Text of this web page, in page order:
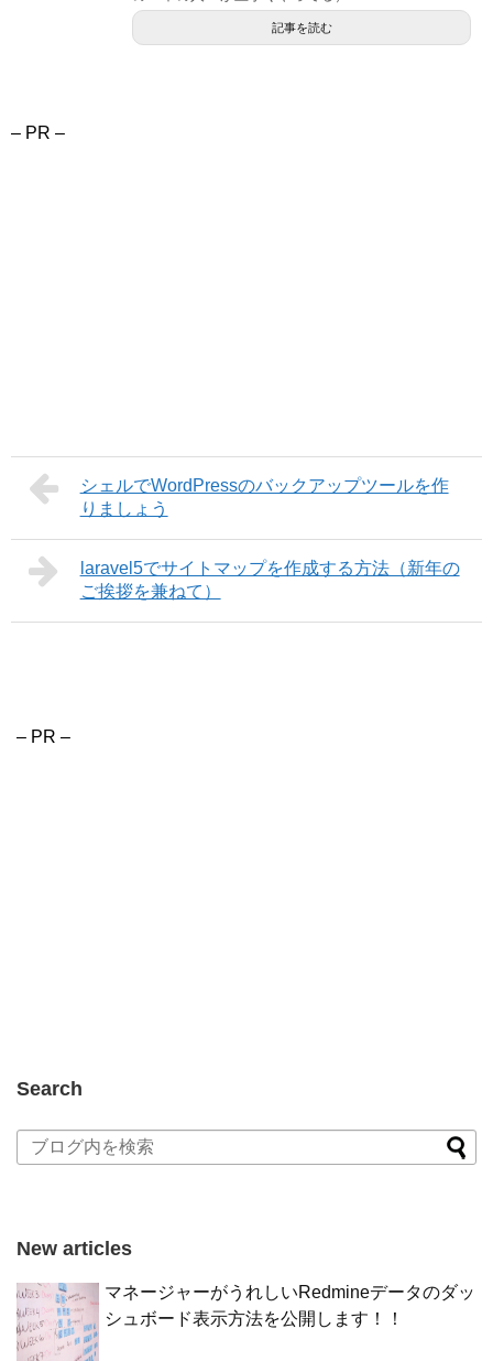
記事を読む
– PR –
シェルでWordPressのバックアップツールを作
りましょう
laravel5でサイトマップを作成する方法（新年の
ご挨拶を兼ねて）
– PR –
Search
New articles
マネージャーがうれしいRedmineデータのダッ
シュボード表示方法を公開します！！